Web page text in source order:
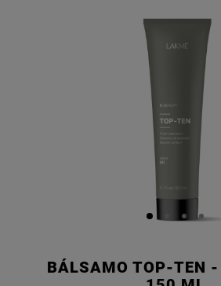
BÁLSAMO TOP-TEN